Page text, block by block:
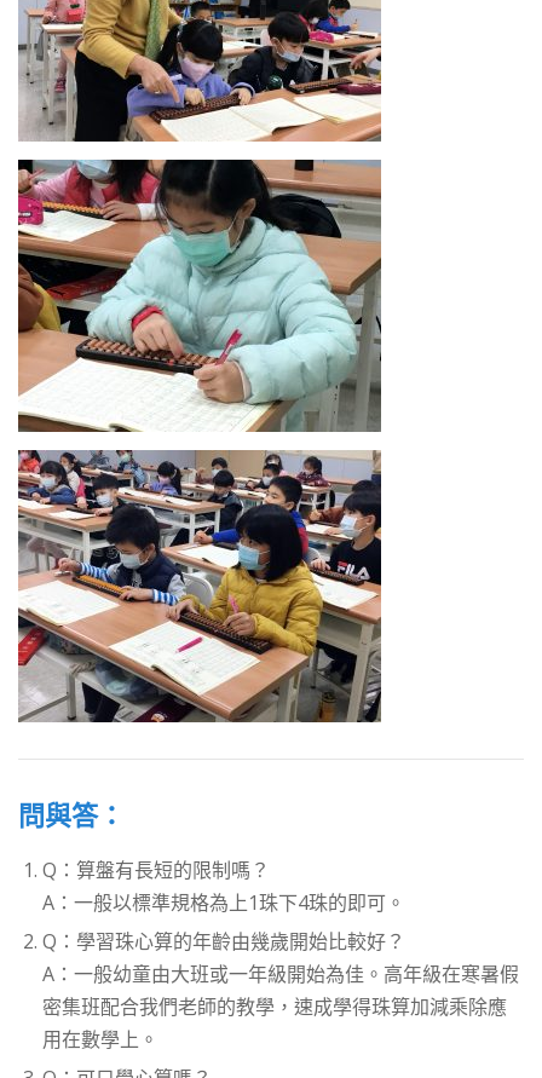
問與答：
Q：算盤有長短的限制嗎？
A：一般以標準規格為上1珠下4珠的即可。
Q：學習珠心算的年齡由幾歲開始比較好？
A：一般幼童由大班或一年級開始為佳。高年級在寒暑假
密集班配合我們老師的教學，速成學得珠算加減乘除應
用在數學上。